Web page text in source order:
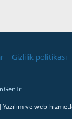
Gizlilik politikası
ve web